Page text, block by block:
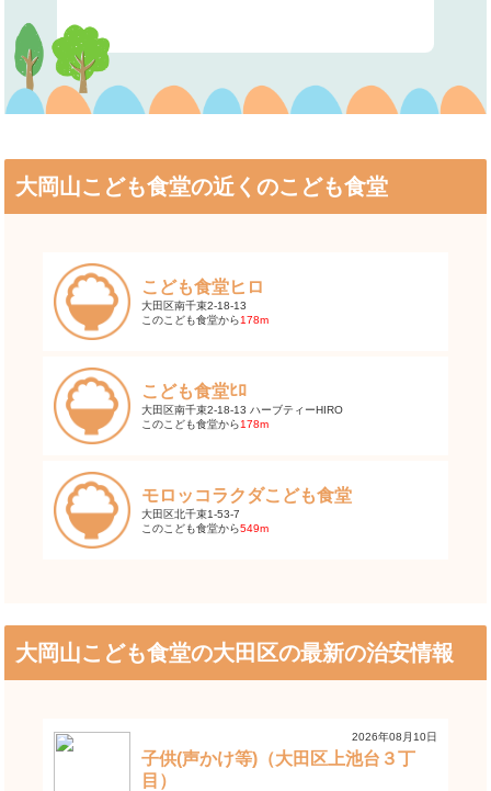
大岡山こども食堂の近くのこども食堂
こども食堂ヒロ
大田区南千束2-18-13
このこども食堂から178m
こども食堂ﾋﾛ
大田区南千束2-18-13 ハーブティーHIRO
このこども食堂から178m
モロッコラクダこども食堂
大田区北千束1-53-7
このこども食堂から549m
大岡山こども食堂の大田区の最新の治安情報
2026年08月10日
子供(声かけ等)（大田区上池台３丁
目）